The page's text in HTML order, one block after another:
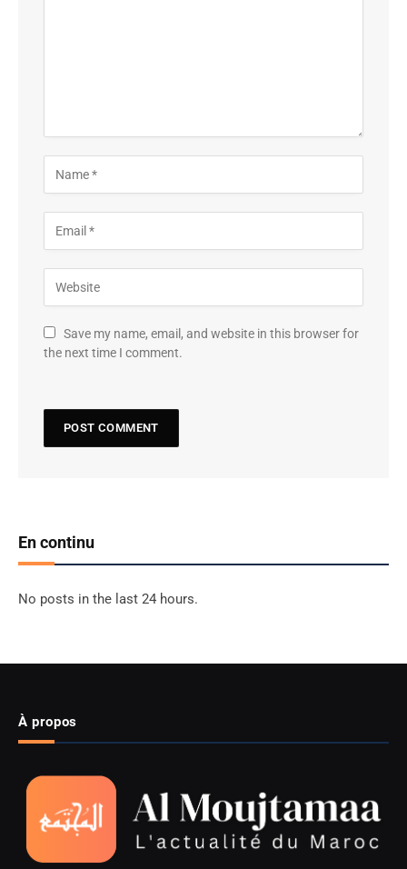
Save my name, email, and website in this browser for
the next time I comment.
En continu
No posts in the last 24 hours.
À propos